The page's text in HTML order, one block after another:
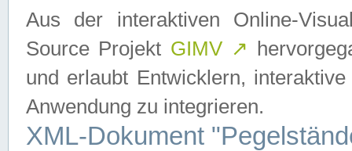
Aus der interaktiven Online-
Source Projekt GIMV ↗
und erlaubt Entwicklern,
Anwendung zu integrieren.
XML-Dokument